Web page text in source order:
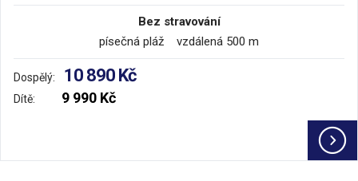
Bez stravování
písečná pláž vzdálená 500 m
Dospělý: 10 890 Kč
Dítě: 9 990 Kč